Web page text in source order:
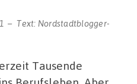
Text: Nordstadtblogger-
Tausende